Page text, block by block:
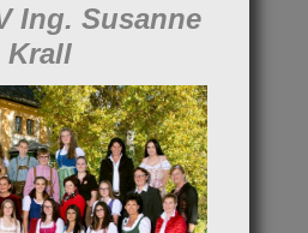
Ing. Susanne
Krall